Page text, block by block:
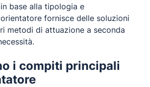
base alla tipologia e
fornisce delle soluzioni
metodi di attuazione a seconda
i compiti principali